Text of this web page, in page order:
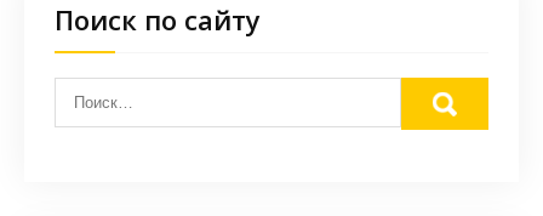
Поиск по сайту